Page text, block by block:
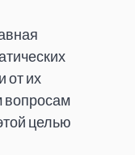
от их
вопросам
целью